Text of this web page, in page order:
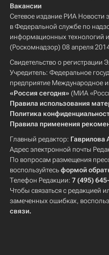
Вакансии
Сетевое издание РИА Новости
в Федеральной службе по
информационных технологий
(Роскомнадзор) 08 апреля
Свидетельство о
Учредитель: Федеральное
предприятие Международное
«Россия сегодня» (МИА
Правила использования
Политика
Правила применения
Главный редактор: Гаврилова
Адрес электронной почты
По вопросам размещения
воспользуйтесьформой
Телефон Редакции: 7 (495)
Чтобы связаться с редакцией
замеченных ошибках,
связи.